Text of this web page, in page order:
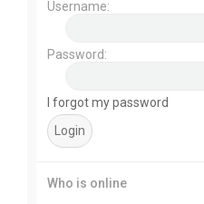
Username:
Password:
I forgot my password
Who is online